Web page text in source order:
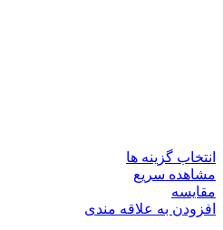
انتخاب گزینه ها
مشاهده سریع
مقایسه
افزودن به علاقه مندی